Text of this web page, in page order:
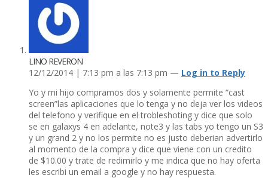
LINO REVERON
12/12/2014 | 7:13 pm a las 7:13 pm — Log in to Reply
Yo y mi hijo compramos dos y solamente permite “cast
screen”las aplicaciones que lo tenga y no deja ver los videos
del telefono y verifique en el trobleshoting y dice que solo
se en galaxys 4 en adelante, note3 y las tabs yo tengo un S3
y un grand 2 y no los permite no es justo deberian advertirlo
al momento de la compra y dice que viene con un credito
de $10.00 y trate de redimirlo y me indica que no hay oferta
les escribi un email a google y no hay respuesta.